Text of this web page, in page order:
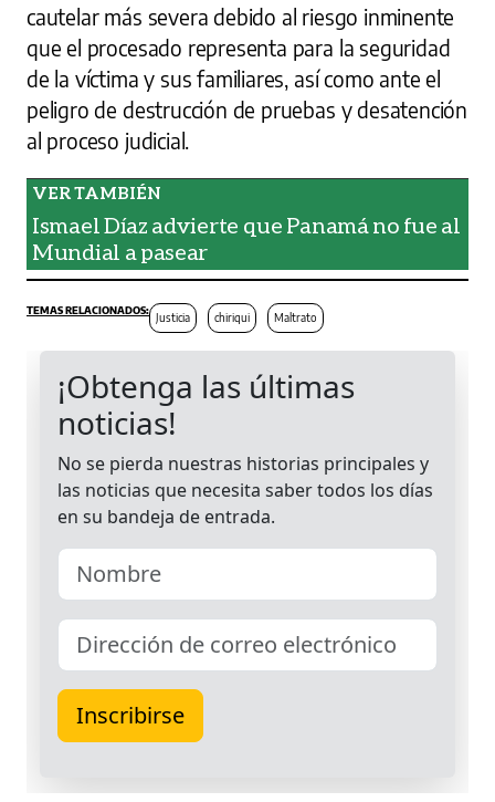
cautelar más severa debido al riesgo inminente
que el procesado representa para la seguridad
de la víctima y sus familiares, así como ante el
peligro de destrucción de pruebas y desatención
al proceso judicial.
Ismael Díaz advierte que Panamá no fue al
Mundial a pasear
Justicia chiriqui Maltrato